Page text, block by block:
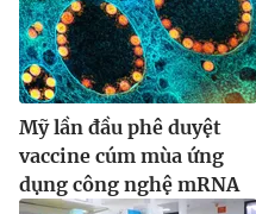
Mỹ lần đầu phê duyệt
vaccine cúm mùa ứng
dụng công nghệ mRNA